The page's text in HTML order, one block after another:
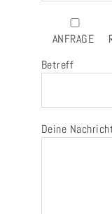
ANFRAGE
Betreff
Deine